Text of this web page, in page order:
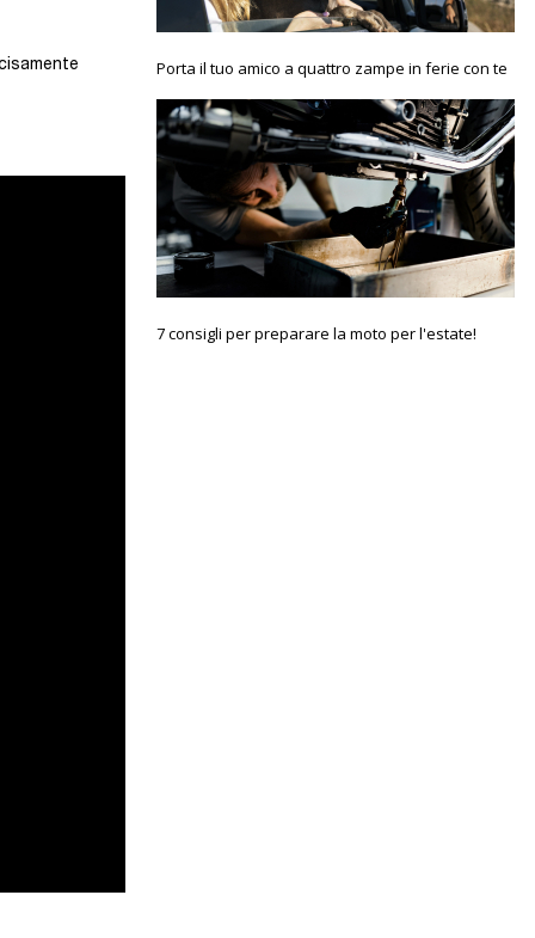
Porta il tuo amico a quattro zampe in ferie con te
7 consigli per preparare la moto per l'estate!